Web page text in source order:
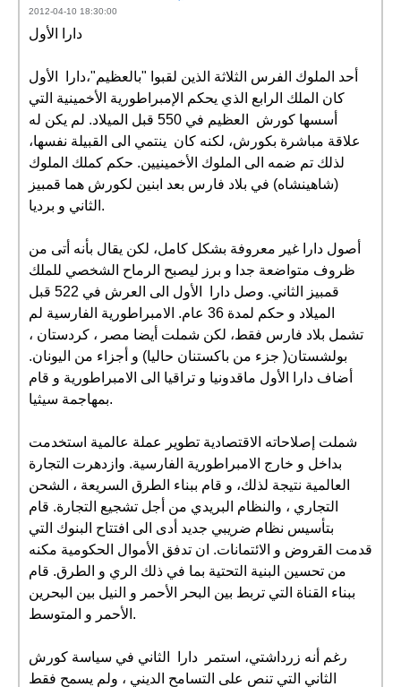
2012-04-10 18:30:00
دارا الأول
أحد الملوك الفرس الثلاثة الذين لقبوا "بالعظيم"،دارا الأول
كان الملك الرابع الذي يحكم الإمبراطورية الأخمينية التي
أسسها كورش العظيم في 550 قبل الميلاد. لم يكن له
علاقة مباشرة بكورش، لكنه كان ينتمي الى القبيلة نفسها،
لذلك تم ضمه الى الملوك الأخمينيين. حكم كملك الملوك
(شاهينشاه) في بلاد فارس بعد ابنين لكورش هما قمبيز
الثاني و برديا.
أصول دارا غير معروفة بشكل كامل، لكن يقال بأنه أتى من
ظروف متواضعة جدا و برز ليصبح الرماح الشخصي للملك
قمبيز الثاني. وصل دارا الأول الى العرش في 522 قبل
الميلاد و حكم لمدة 36 عام. الامبراطورية الفارسية لم
تشمل بلاد فارس فقط، لكن شملت أيضا مصر ، كردستان ،
بولشستان( جزء من باكستنان حاليا) و أجزاء من اليونان.
أضاف دارا الأول ماقدونيا و تراقيا الى الامبراطورية و قام
بمهاجمة سيثيا.
شملت إصلاحاته الاقتصادية تطوير عملة عالمية استخدمت
بداخل و خارج الامبراطورية الفارسية. وازدهرت التجارة
العالمية نتيجة لذلك، و قام ببناء الطرق السريعة ، الشحن
التجاري ، والنظام البريدي من أجل تشجيع التجارة. قام
بتأسيس نظام ضريبي جديد أدى الى افتتاح البنوك التي
قدمت القروض و الائتمانات. ان تدفق الأموال الحكومية مكنه
من تحسين البنية التحتية بما في ذلك الري و الطرق. قام
ببناء القناة التي تربط بين البحر الأحمر و النيل بين البحرين
الأحمر و المتوسط.
رغم أنه زرداشتي، استمر دارا الثاني في سياسة كورش
الثاني التي تنص على التسامح الديني ، ولم يسمح فقط